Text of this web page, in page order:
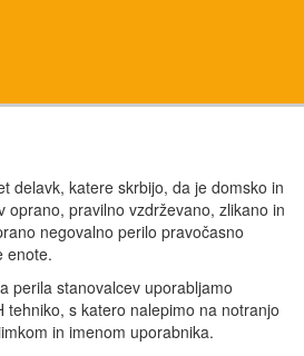
delavk, katere skrbijo, da je domsko in
oprano, pravilno vzdrževano, zlikano in
negovalno perilo pravočasno
enote.
perila stanovalcev uporabljamo
tehniko, s katero nalepimo na notranjo
in imenom uporabnika.